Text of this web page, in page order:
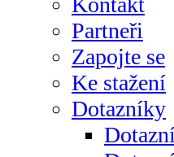
Partneři
Zapojte se
Ke stažení
Dotazníky